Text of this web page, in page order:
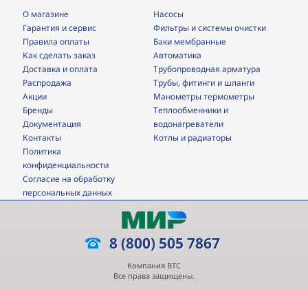
О магазине
Гарантия и сервис
Правила оплаты
Как сделать заказ
Доставка и оплата
Распродажа
Акции
Бренды
Документация
Контакты
Насосы
фильтры и системы очистки
Баки мембранные
Автоматика
трубопроводная арматура
трубы, фитинги и шланги
манометры термометры
теплообменники и
водонагреватели
Котлы и радиаторы
Политика
конфиденциальности
Согласие на обработку
персональных данных
8 (800) 505 7867
Компания ВТС
Все права защищены.